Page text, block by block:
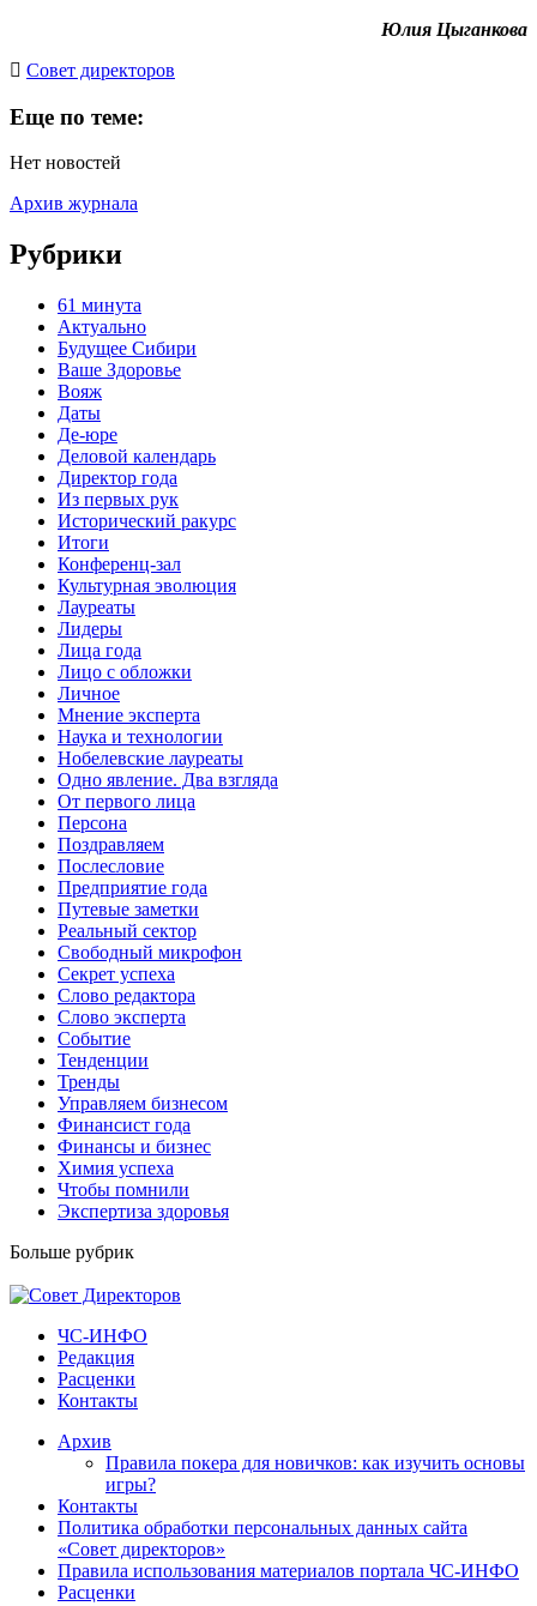
Юлия Цыганкова
Cовет директоров
Еще по теме:
Нет новостей
Архив журнала
Рубрики
61 минута
Актуально
Будущее Сибири
Ваше Здоровье
Вояж
Даты
Де-юре
Деловой календарь
Директор года
Из первых рук
Исторический ракурс
Итоги
Конференц-зал
Культурная эволюция
Лауреаты
Лидеры
Лица года
Лицо с обложки
Личное
Мнение эксперта
Наука и технологии
Нобелевские лауреаты
Одно явление. Два взгляда
От первого лица
Персона
Поздравляем
Послесловие
Предприятие года
Путевые заметки
Реальный сектор
Свободный микрофон
Секрет успеха
Слово редактора
Слово эксперта
Событие
Тенденции
Тренды
Управляем бизнесом
Финансист года
Финансы и бизнес
Химия успеха
Чтобы помнили
Экспертиза здоровья
Больше рубрик
ЧС-ИНФО
Редакция
Расценки
Контакты
Архив
Правила покера для новичков: как изучить основы
игры?
Контакты
Политика обработки персональных данных сайта
«Совет директоров»
Правила использования материалов портала ЧС-ИНФО
Расценки